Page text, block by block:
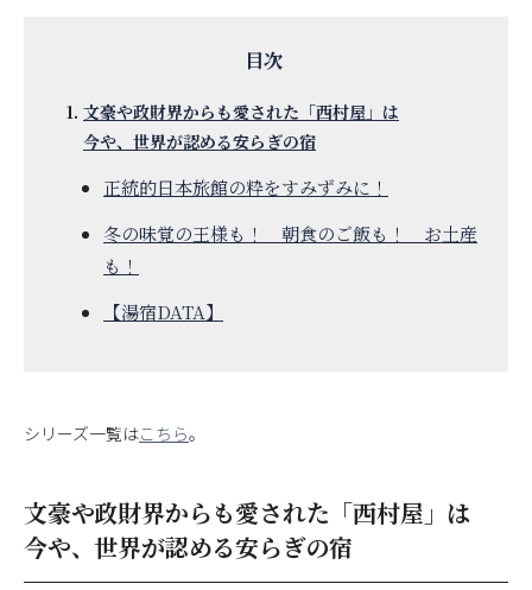
文豪や政財界からも愛された「西村屋」は
今や、世界が認める安らぎの宿
正統的日本旅館の粋をすみずみに！
冬の味覚の王様も！ 朝食のご飯も！ お土産
も！
【湯宿DATA】
シリーズ一覧はこちら。
文豪や政財界からも愛された「西村屋」は
今や、世界が認める安らぎの宿